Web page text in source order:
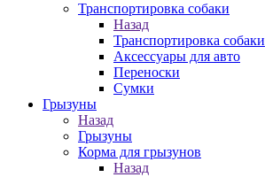
Транспортировка собаки
Назад
Транспортировка собаки
Аксессуары для авто
Переноски
Сумки
Грызуны
Назад
Грызуны
Корма для грызунов
Назад